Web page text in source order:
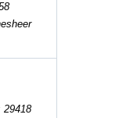
29418